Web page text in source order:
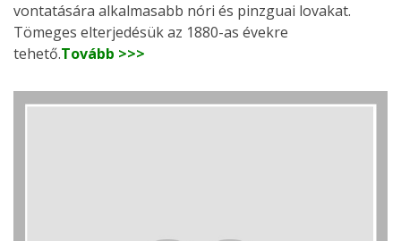
vontatására alkalmasabb nóri és pinzguai lovakat.
Tömeges elterjedésük az 1880-as évekre
tehető.Tovább >>>